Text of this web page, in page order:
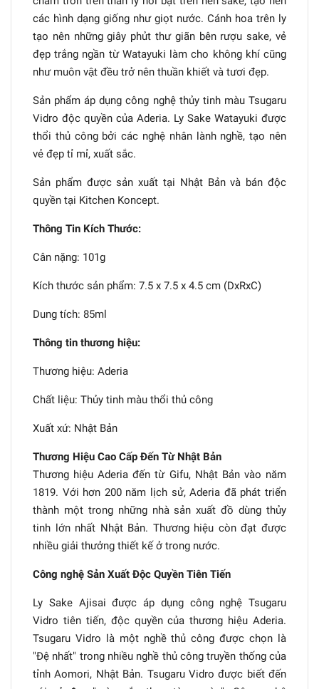
các hình dạng giống như giọt nước. Cánh hoa trên ly
tạo nên những giây phủt thư giãn bên rượu sake, vẻ
đẹp trắng ngần từ Watayuki làm cho không khí cũng
như muôn vật đều trở nên thuần khiết và tươi đẹp.
Sản phẩm áp dụng công nghệ thủy tinh màu Tsugaru
Vidro độc quyền của Aderia. Ly Sake Watayuki được
thổi thủ công bởi các nghệ nhân lành nghề, tạo nên
vẻ đẹp tỉ mỉ, xuất sắc.
Sản phẩm được sản xuất tại Nhật Bản và bán độc
quyền tại Kitchen Koncept.
Thông Tin Kích Thước:
Cân nặng: 101g
Kích thước sản phẩm: 7.5 x 7.5 x 4.5 cm (DxRxC)
Dung tích: 85ml
Thông tin thương hiệu:
Thương hiệu: Aderia
Chất liệu: Thủy tinh màu thổi thủ công
Xuất xứ: Nhật Bản
Thương Hiệu Cao Cấp Đến Từ Nhật Bản
Thương hiệu Aderia đến từ Gifu, Nhật Bản vào năm
1819. Với hơn 200 năm lịch sử, Aderia đã phát triển
thành một trong những nhà sản xuất đồ dùng thủy
tinh lớn nhất Nhật Bản. Thương hiệu còn đạt được
nhiều giải thưởng thiết kế ở trong nước.
Công nghệ Sản Xuất Độc Quyền Tiên Tiến
Ly Sake Ajisai được áp dụng công nghệ Tsugaru
Vidro tiên tiến, độc quyền của thương hiệu Aderia.
Tsugaru Vidro là một nghề thủ công được chọn là
"Đệ nhất" trong nhiều nghề thủ công truyền thống của
tỉnh Aomori, Nhật Bản. Tsugaru Vidro được biết đến